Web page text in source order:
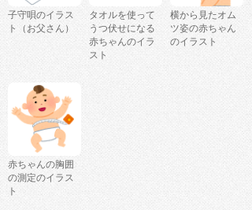
子守唄のイラス
ト（お父さん）
タオルを使って
うつ伏せになる
赤ちゃんのイラ
スト
横から見たオム
ツ姿の赤ちゃん
のイラスト
赤ちゃんの胸囲
の測定のイラス
ト